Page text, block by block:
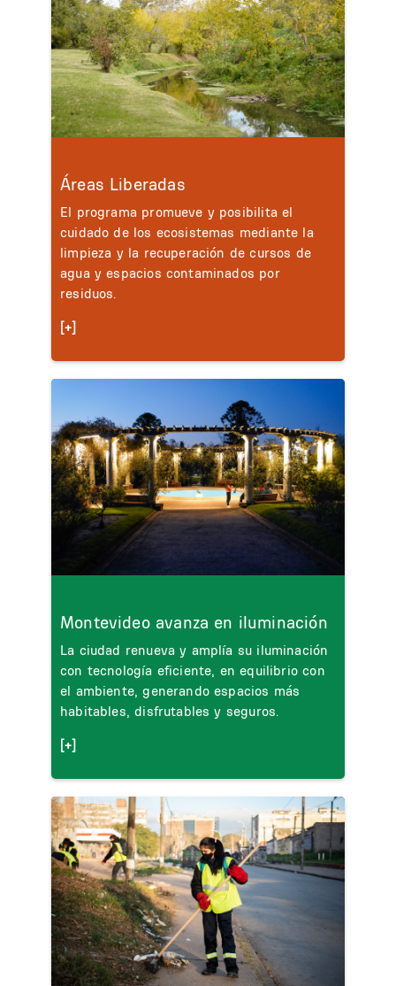
Áreas Liberadas
El programa promueve y posibilita el
cuidado de los ecosistemas mediante la
limpieza y la recuperación de cursos de
agua y espacios contaminados por
residuos.
[+]
Montevideo avanza en iluminación
La ciudad renueva y amplía su iluminación
con tecnología eficiente, en equilibrio con
el ambiente, generando espacios más
habitables, disfrutables y seguros.
[+]